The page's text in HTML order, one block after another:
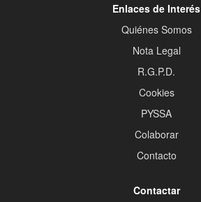
Enlaces de Interés
Quiénes Somos
Nota Legal
R.G.P.D.
Cookies
PYSSA
Colaborar
Contacto
Contactar